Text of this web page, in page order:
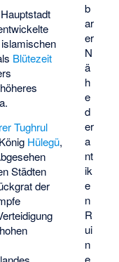
b
ar
er
N
ä
h
e
d
er
a
nt
ik
e
n
R
ui
n
e
Blütezeit
Tughrul
König Hülegü,
Städten
der